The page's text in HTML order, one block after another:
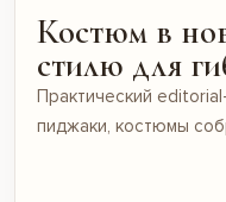
Костюм в
стилю для
Практический
пиджаки, костюмы